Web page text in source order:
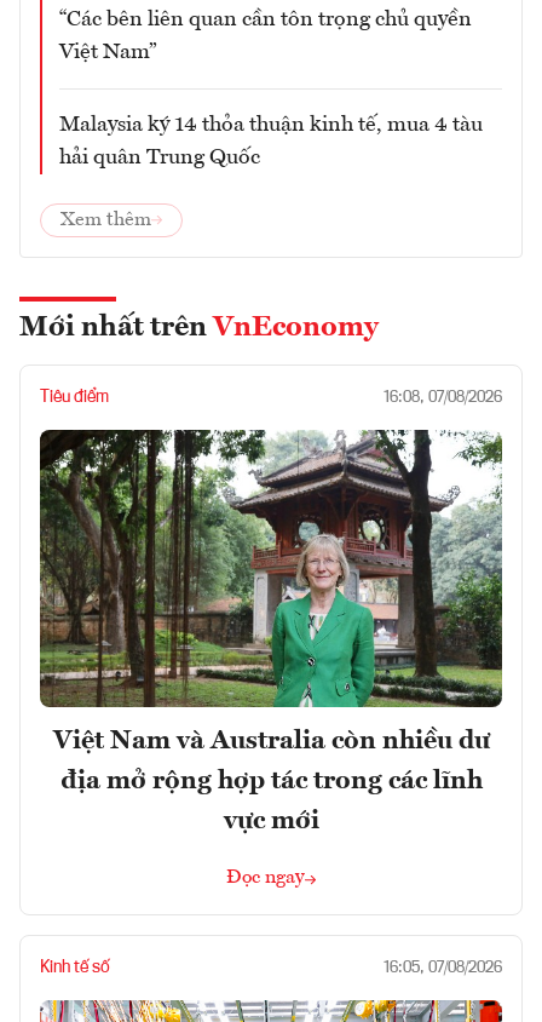
“Các bên liên quan cần tôn trọng chủ quyền
Việt Nam”
Malaysia ký 14 thỏa thuận kinh tế, mua 4 tàu
hải quân Trung Quốc
Xem thêm
Mới nhất trên VnEconomy
Tiêu điểm 16:08, 07/08/2026
Việt Nam và Australia còn nhiều dư
địa mở rộng hợp tác trong các lĩnh
vực mới
Đọc ngay
Kinh tế số 16:05, 07/08/2026